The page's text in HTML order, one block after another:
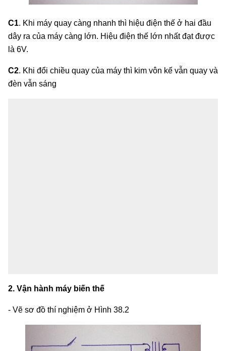
C1. Khi máy quay càng nhanh thì hiệu điện thế ở hai đầu
dây ra của máy càng lớn. Hiệu điện thế lớn nhất đạt được
là 6V.
C2. Khi đổi chiều quay của máy thì kim vôn kế vẫn quay và
đèn vẫn sáng
2. Vận hành máy biến thế
- Vẽ sơ đồ thí nghiệm ở Hình 38.2